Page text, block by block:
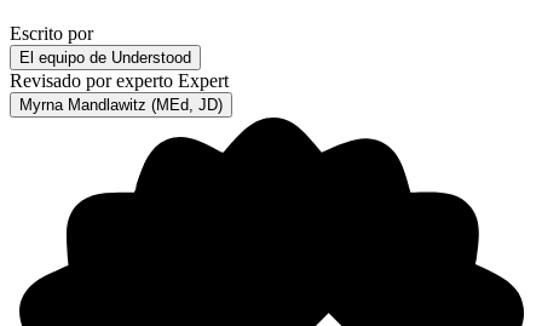
Escrito por
El equipo de Understood
Revisado por experto Expert
Myrna Mandlawitz (MEd, JD)